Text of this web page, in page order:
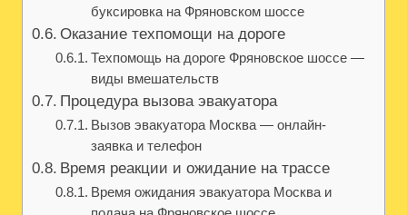
буксировка на Фряновском шоссе
Оказание техпомощи на дороге
Техпомощь на дороге Фряновское шоссе —
виды вмешательств
Процедура вызова эвакуатора
Вызов эвакуатора Москва — онлайн-
заявка и телефон
Время реакции и ожидание на трассе
Время ожидания эвакуатора Москва и